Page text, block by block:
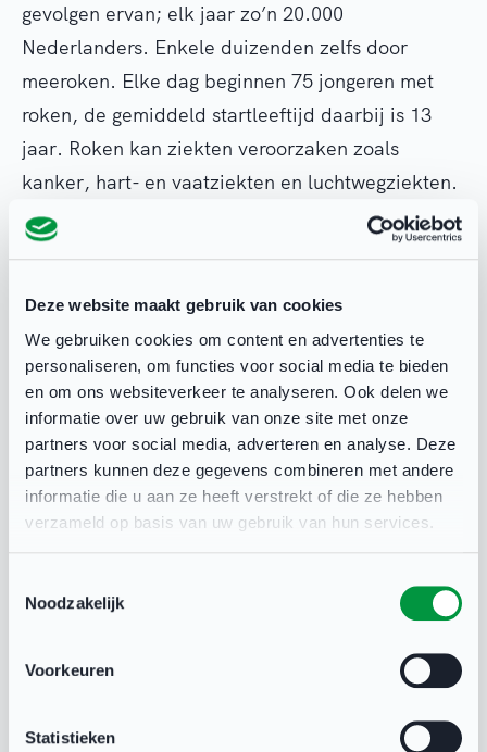
Deze website maakt gebruik van cookies
We gebruiken cookies om content en advertenties te
personaliseren, om functies voor social media te bieden
en om ons websiteverkeer te analyseren. Ook delen we
informatie over uw gebruik van onze site met onze
partners voor social media, adverteren en analyse. Deze
partners kunnen deze gegevens combineren met andere
informatie die u aan ze heeft verstrekt of die ze hebben
verzameld op basis van uw gebruik van hun services.
Noodzakelijk
Voorkeuren
Statistieken
gevolgen ervan; elk jaar zo’n 20.000
Nederlanders. Enkele duizenden zelfs door
meeroken. Elke dag beginnen 75 jongeren met
roken, de gemiddeld startleeftijd daarbij is 13
jaar. Roken kan ziekten veroorzaken zoals
kanker, hart- en vaatziekten en luchtwegziekten.
Ondanks deze harde feiten wordt het nog steeds
te normaal gevonden dat kinderen beginnen met
opnieuw raken honderden kinderen in Nederland
verslaafd aan roken. Kinderen kunnen de
gevolgen van roken nog niet overzien en al na een
paar sigaretten kunnen zij verslaafd zijn. Hoe
jonger je begint, des te erger de verslaving. Hier
willen wij iets aan doen. Wij zetten in op het
bereiken van een rookvrije generatie in 2040.
Het aansluiten bij de campagne Rookvrije
Het uitbreiden en bereiken van rookvrije
locaties, door onder meer het aanpassen